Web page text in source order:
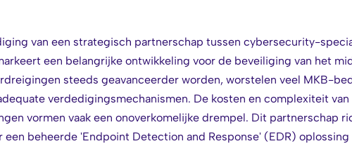
van een strategisch partnerschap tussen cybersecurity-
een belangrijke ontwikkeling voor de beveiliging van het
steeds geavanceerder worden, worstelen veel MKB-
verdedigingsmechanismen. De kosten en complexiteit
vormen vaak een onoverkomelijke drempel. Dit partnerschap
beheerde 'Endpoint Detection and Response' (EDR) oplossing